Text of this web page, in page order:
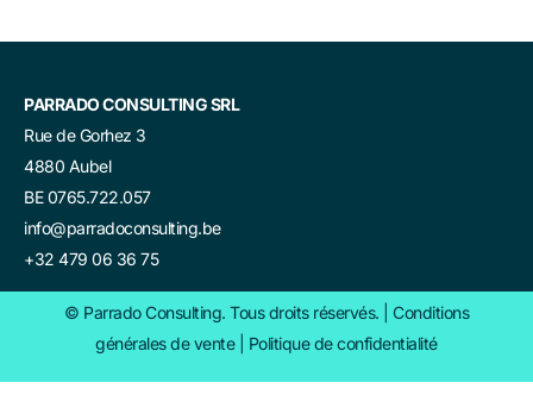
PARRADO CONSULTING SRL
Rue de Gorhez 3
4880 Aubel
BE 0765.722.057
info@parradoconsulting.be
+32 479 06 36 75
© Parrado Consulting. Tous droits réservés. | Conditions
générales de vente| Politique de confidentialité​